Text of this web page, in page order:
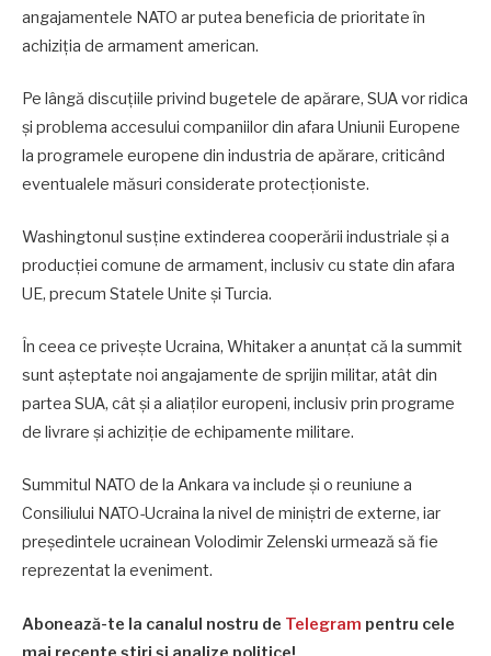
angajamentele NATO ar putea beneficia de prioritate în
achiziția de armament american.
Pe lângă discuțiile privind bugetele de apărare, SUA vor ridica
și problema accesului companiilor din afara Uniunii Europene
la programele europene din industria de apărare, criticând
eventualele măsuri considerate protecționiste.
Washingtonul susține extinderea cooperării industriale și a
producției comune de armament, inclusiv cu state din afara
UE, precum Statele Unite și Turcia.
În ceea ce privește Ucraina, Whitaker a anunțat că la summit
sunt așteptate noi angajamente de sprijin militar, atât din
partea SUA, cât și a aliaților europeni, inclusiv prin programe
de livrare și achiziție de echipamente militare.
Summitul NATO de la Ankara va include și o reuniune a
Consiliului NATO-Ucraina la nivel de miniștri de externe, iar
președintele ucrainean Volodimir Zelenski urmează să fie
reprezentat la eveniment.
Abonează-te la canalul nostru de Telegram pentru cele